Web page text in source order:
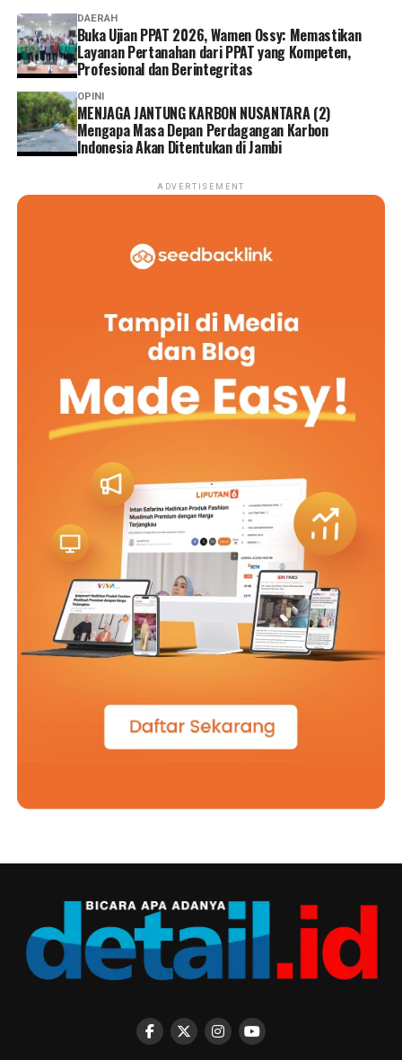
DAERAH
Buka Ujian PPAT 2026, Wamen Ossy: Memastikan
Layanan Pertanahan dari PPAT yang Kompeten,
Profesional dan Berintegritas
OPINI
MENJAGA JANTUNG KARBON NUSANTARA (2)
Mengapa Masa Depan Perdagangan Karbon
Indonesia Akan Ditentukan di Jambi
ADVERTISEMENT